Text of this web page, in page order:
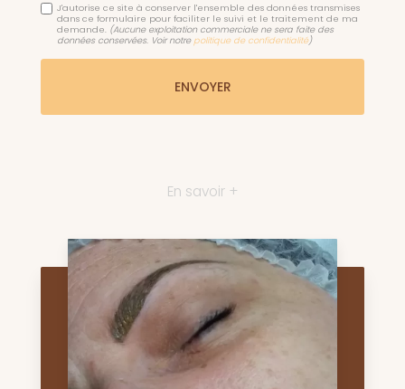
J'autorise ce site à conserver l'ensemble des données transmises
dans ce formulaire pour faciliter le suivi et le traitement de ma
demande. (Aucune exploitation commerciale ne sera faite des
données conservées. Voir notre politique de confidentialité)
En savoir +